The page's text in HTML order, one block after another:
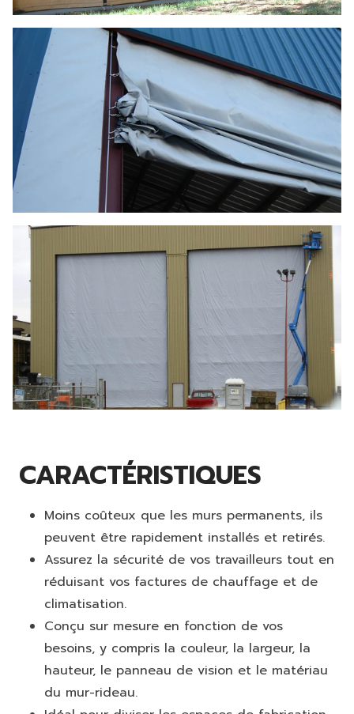
CARACTÉRISTIQUES
Moins coûteux que les murs permanents, ils
peuvent être rapidement installés et retirés.
Assurez la sécurité de vos travailleurs tout en
réduisant vos factures de chauffage et de
climatisation.
Conçu sur mesure en fonction de vos
besoins, y compris la couleur, la largeur, la
hauteur, le panneau de vision et le matériau
du mur-rideau.